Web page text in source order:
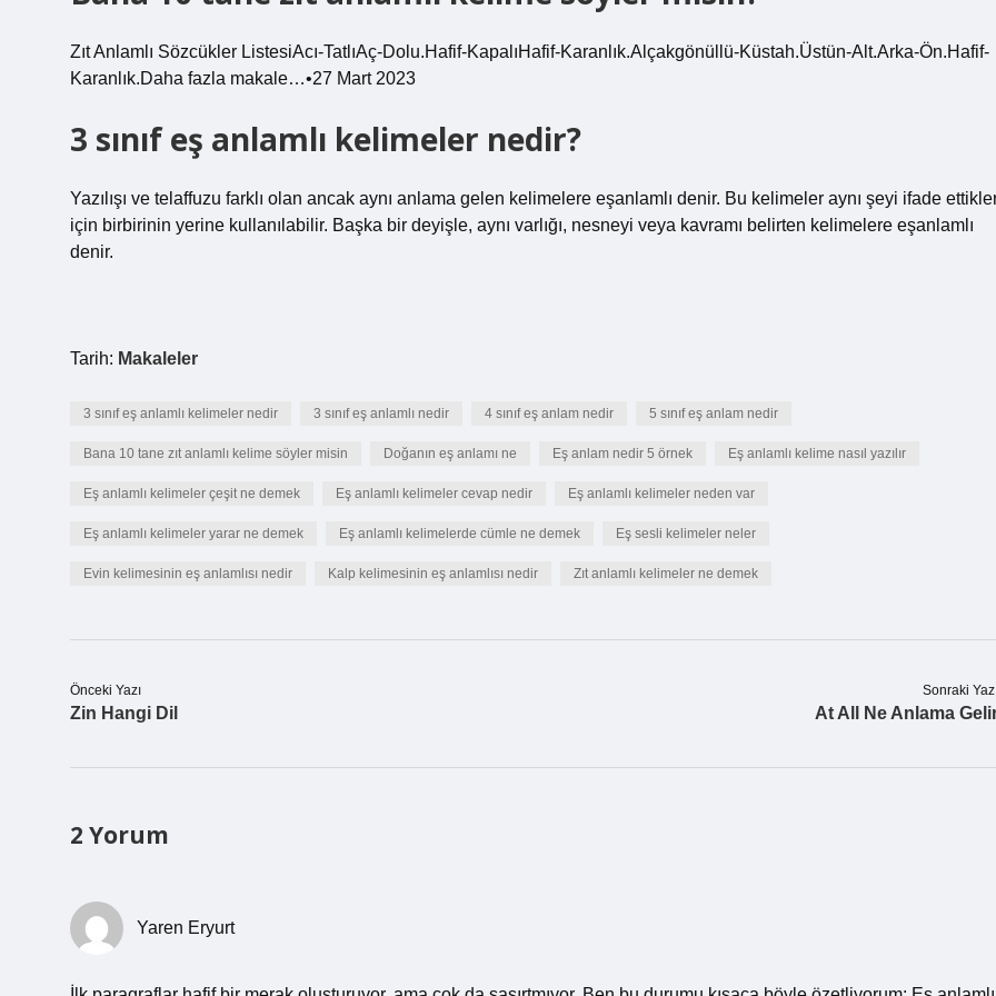
Zıt Anlamlı Sözcükler ListesiAcı-TatlıAç-Dolu.Hafif-KapalıHafif-Karanlık.Alçakgönüllü-Küstah.Üstün-Alt.Arka-Ön.Hafif-
Karanlık.Daha fazla makale…•27 Mart 2023
3 sınıf eş anlamlı kelimeler nedir?
Yazılışı ve telaffuzu farklı olan ancak aynı anlama gelen kelimelere eşanlamlı denir. Bu kelimeler aynı şeyi ifade
için birbirinin yerine kullanılabilir. Başka bir deyişle, aynı varlığı, nesneyi veya kavramı belirten kelimelere eşanlamlı
denir.
Tarih: Makaleler
3 sınıf eş anlamlı kelimeler nedir 3 sınıf eş anlamlı nedir 4 sınıf eş anlam nedir 5 sınıf eş anlam nedir
Bana 10 tane zıt anlamlı kelime söyler misin Doğanın eş anlamı ne Eş anlam nedir 5 örnek Eş anlamlı kelime nasıl yazılır
Eş anlamlı kelimeler çeşit ne demek Eş anlamlı kelimeler cevap nedir Eş anlamlı kelimeler neden var
Eş anlamlı kelimeler yarar ne demek Eş anlamlı kelimelerde cümle ne demek Eş sesli kelimeler neler
Evin kelimesinin eş anlamlısı nedir Kalp kelimesinin eş anlamlısı nedir Zıt anlamlı kelimeler ne demek
Önceki Yazı
Zin Hangi Dil
Sonraki
At All Ne Anlama
2 Yorum
Yaren Eryurt